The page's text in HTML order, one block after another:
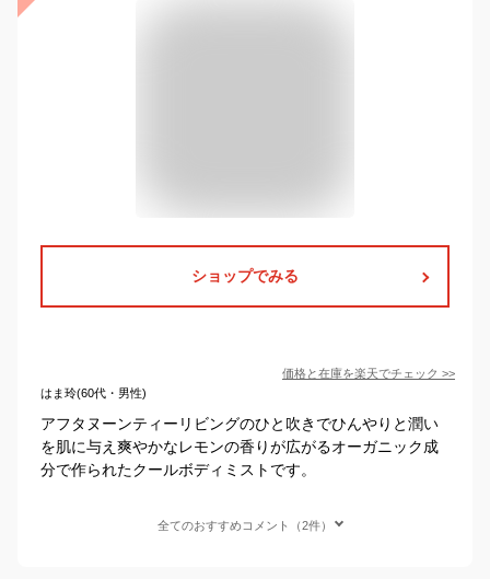
ショップでみる
価格と在庫を楽天でチェック >>
はま玲(60代・男性)
アフタヌーンティーリビングのひと吹きでひんやりと潤い
を肌に与え爽やかなレモンの香りが広がるオーガニック成
分で作られたクールボディミストです。
全てのおすすめコメント（2件）